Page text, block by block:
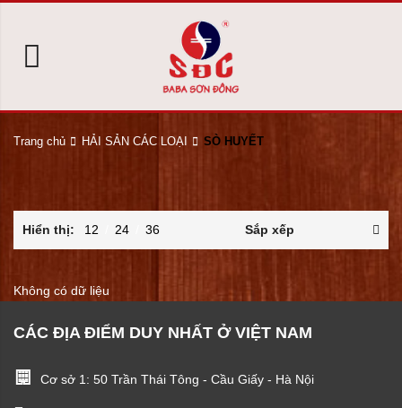
Trang chủ HẢI SẢN CÁC LOẠI SÒ HUYẾT
Hiển thị: 12 24 36 Sắp xếp
Không có dữ liệu
CÁC ĐỊA ĐIỂM DUY NHẤT Ở VIỆT NAM
Cơ sở 1: 50 Trần Thái Tông - Cầu Giấy - Hà Nội